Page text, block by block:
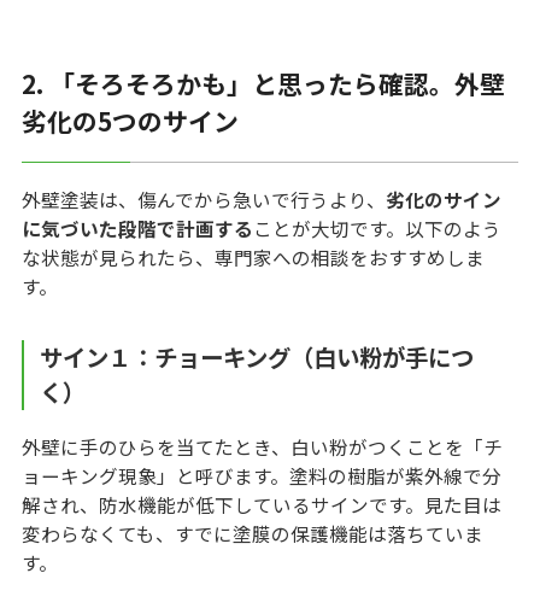
2. 「そろそろかも」と思ったら確認。外壁
劣化の5つのサイン
外壁塗装は、傷んでから急いで行うより、 劣化のサイン
に気づいた段階で計画する ことが大切です。以下のよう
な状態が見られたら、専門家への相談をおすすめしま
す。
サイン１：チョーキング（白い粉が手につ
く）
外壁に手のひらを当てたとき、白い粉がつくことを「チ
ョーキング現象」と呼びます。塗料の樹脂が紫外線で分
解され、防水機能が低下しているサインです。見た目は
変わらなくても、すでに塗膜の保護機能は落ちていま
す。